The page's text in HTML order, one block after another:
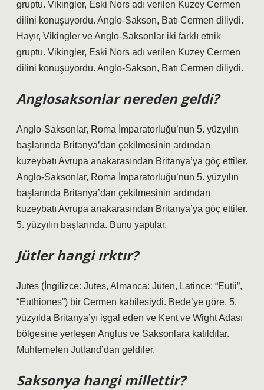
gruptu. Vikingler, Eski Nors adı verilen Kuzey Cermen
dilini konuşuyordu. Anglo-Sakson, Batı Cermen diliydi.
Hayır, Vikingler ve Anglo-Saksonlar iki farklı etnik
gruptu. Vikingler, Eski Nors adı verilen Kuzey Cermen
dilini konuşuyordu. Anglo-Sakson, Batı Cermen diliydi.
Anglosaksonlar nereden geldi?
Anglo-Saksonlar, Roma İmparatorluğu’nun 5. yüzyılın
başlarında Britanya’dan çekilmesinin ardından
kuzeybatı Avrupa anakarasından Britanya’ya göç ettiler.
Anglo-Saksonlar, Roma İmparatorluğu’nun 5. yüzyılın
başlarında Britanya’dan çekilmesinin ardından
kuzeybatı Avrupa anakarasından Britanya’ya göç ettiler.
5. yüzyılın başlarında. Bunu yaptılar.
Jütler hangi ırktır?
Jutes (İngilizce: Jutes, Almanca: Jüten, Latince: “Eutii”,
“Euthiones”) bir Cermen kabilesiydi. Bede’ye göre, 5.
yüzyılda Britanya’yı işgal eden ve Kent ve Wight Adası
bölgesine yerleşen Anglus ve Saksonlara katıldılar.
Muhtemelen Jutland’dan geldiler.
Saksonya hangi millettir?